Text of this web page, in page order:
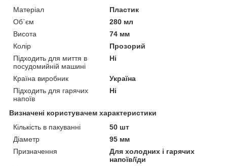
Матеріал
Пластик
Об`єм
280 мл
Висота
74 мм
Колір
Прозорий
Підходить для миття в
посудомийній машині
Ні
Країна виробник
Україна
Підходить для гарячих
напоїв
Ні
Визначені користувачем характеристики
Кількість в пакуванні
50 шт
Діаметр
95 мм
Призначення
Для холодних і гарячих
напоїв/їди